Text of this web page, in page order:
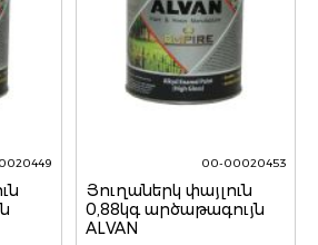
00-00020453
Յուղաներկ փայլուն
0,88կգ արծաթագույն
ALVAN